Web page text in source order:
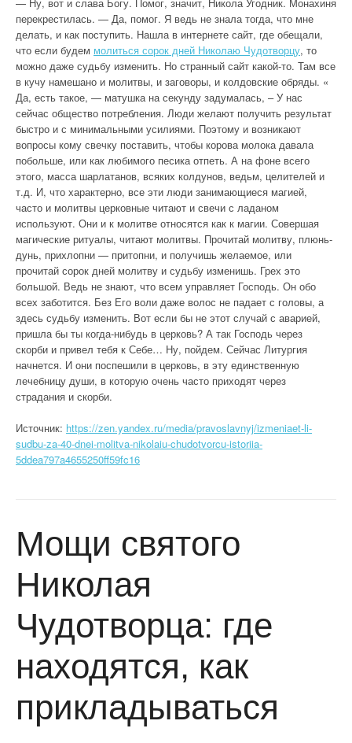
перекрестилась. — Да, помог. Я ведь не знала тогда, что мне
делать, и как поступить. Нашла в интернете сайт, где обещали,
что если будем молиться сорок дней Николаю Чудотворцу, то
можно даже судьбу изменить. Но странный сайт какой-то. Там все
в кучу намешано и молитвы, и заговоры, и колдовские обряды. «
Да, есть такое, — матушка на секунду задумалась, – У нас
сейчас общество потребления. Люди желают получить результат
быстро и с минимальными усилиями. Поэтому и возникают
вопросы кому свечку поставить, чтобы корова молока давала
побольше, или как любимого песика отпеть. А на фоне всего
этого, масса шарлатанов, всяких колдунов, ведьм, целителей и
т.д. И, что характерно, все эти люди занимающиеся магией,
часто и молитвы церковные читают и свечи с ладаном
используют. Они и к молитве относятся как к магии. Совершая
магические ритуалы, читают молитвы. Прочитай молитву, плюнь-
дунь, прихлопни — притопни, и получишь желаемое, или
прочитай сорок дней молитву и судьбу изменишь. Грех это
большой. Ведь не знают, что всем управляет Господь. Он обо
всех заботится. Без Его воли даже волос не падает с головы, а
здесь судьбу изменить. Вот если бы не этот случай с аварией,
пришла бы ты когда-нибудь в церковь? А так Господь через
скорби и привел тебя к Себе… Ну, пойдем. Сейчас Литургия
начнется. И они поспешили в церковь, в эту единственную
лечебницу души, в которую очень часто приходят через
страдания и скорби.
Источник: https://zen.yandex.ru/media/pravoslavnyj/izmeniaet-li-
sudbu-za-40-dnei-molitva-nikolaiu-chudotvorcu-istoriia-
5ddea797a4655250ff59fc16
Мощи святого
Николая
Чудотворца: где
находятся, как
прикладываться